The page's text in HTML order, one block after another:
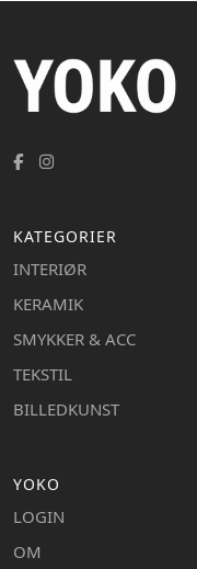
KATEGORIER
INTERIØR
KERAMIK
SMYKKER & ACC
TEKSTIL
BILLEDKUNST
YOKO
LOGIN
OM